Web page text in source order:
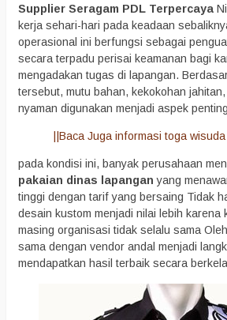
Supplier Seragam PDL Terpercaya
kerja sehari-hari pada keadaan
operasional ini berfungsi sebagai
secara terpadu perisai keamanan bagi
mengadakan tugas di lapangan.
tersebut, mutu bahan, kekokohan
nyaman digunakan menjadi aspek penting
||Baca Juga informasi toga wisuda
pada kondisi ini, banyak perusahaan
pakaian dinas lapangan yang
tinggi dengan tarif yang bersaing Tidak
desain kustom menjadi nilai lebih karena
masing organisasi tidak selalu sama
sama dengan vendor andal menjadi
mendapatkan hasil terbaik secara